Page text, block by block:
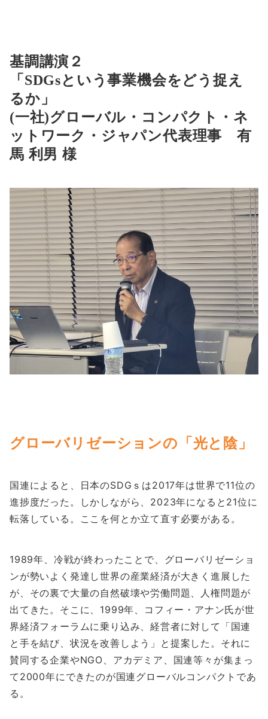
基調講演２
「 SDGsという事業機会をどう捉え
るか 」
(一社)グローバル・コンパクト・ネ
ットワーク・ジャパン代表理事 有
馬 利男 様
グローバリゼーションの「光と陰」
国連によると、日本のSDGｓは2017年は世界で11位の
進捗度だった。しかしながら、2023年になると21位に
転落している。ここを何とか立て直す必要がある。
1989年、冷戦が終わったことで、グローバリゼーショ
ンが勢いよく発達し世界の産業経済が大きく進展した
が、その裏で大量の自然破壊や労働問題、人権問題が
出てきた。そこに、1999年、コフィー・アナン氏が世
界経済フォーラムに乗り込み、経営者に対して「国連
と手を結び、状況を改善しよう」と提案した。それに
賛同する企業やNGO、アカデミア、国連等々が集まっ
て2000年にできたのが国連グローバルコンパクトであ
る。